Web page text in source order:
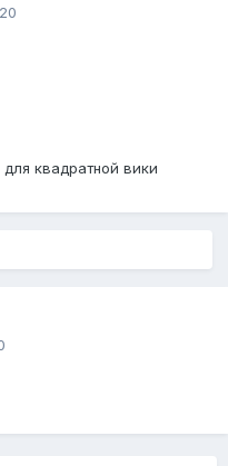
квадратной вики